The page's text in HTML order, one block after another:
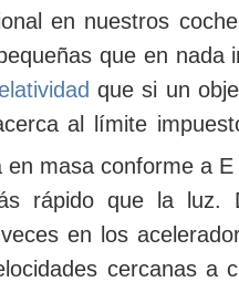
en nuestros
que en nada
que si un
al límite
en masa conforme a
rápido que la luz.
en los
cercanas a